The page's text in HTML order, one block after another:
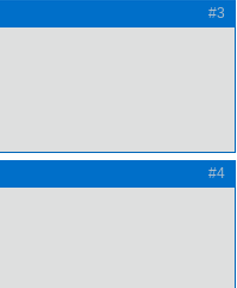
#3
#4